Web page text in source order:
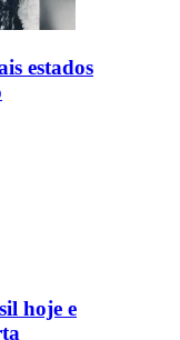
estados
hoje e